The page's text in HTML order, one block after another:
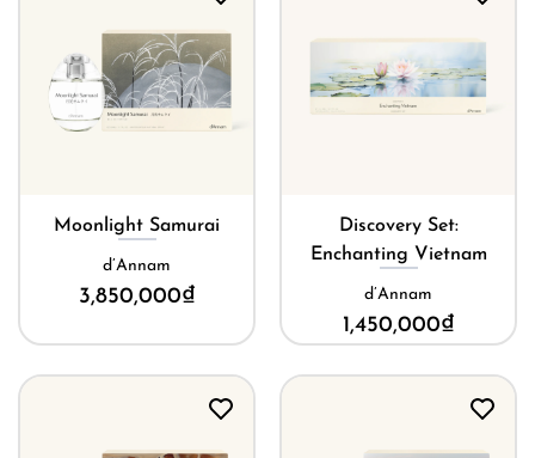
Moonlight Samurai
d’Annam
3,850,000₫
Discovery Set:
Enchanting Vietnam
d’Annam
1,450,000₫